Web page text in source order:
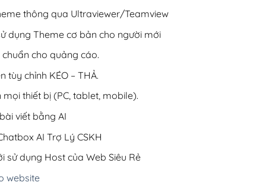
thông qua Ultraviewer/Teamview
dụng Theme cơ bản cho người mới
chuẩn cho quảng cáo.
tùy chỉnh KÉO – THẢ.
thiết bị (PC, tablet, mobile).
viết bằng AI
AI Trợ Lý CSKH
sử dụng Host của Web Siêu Rẻ
website